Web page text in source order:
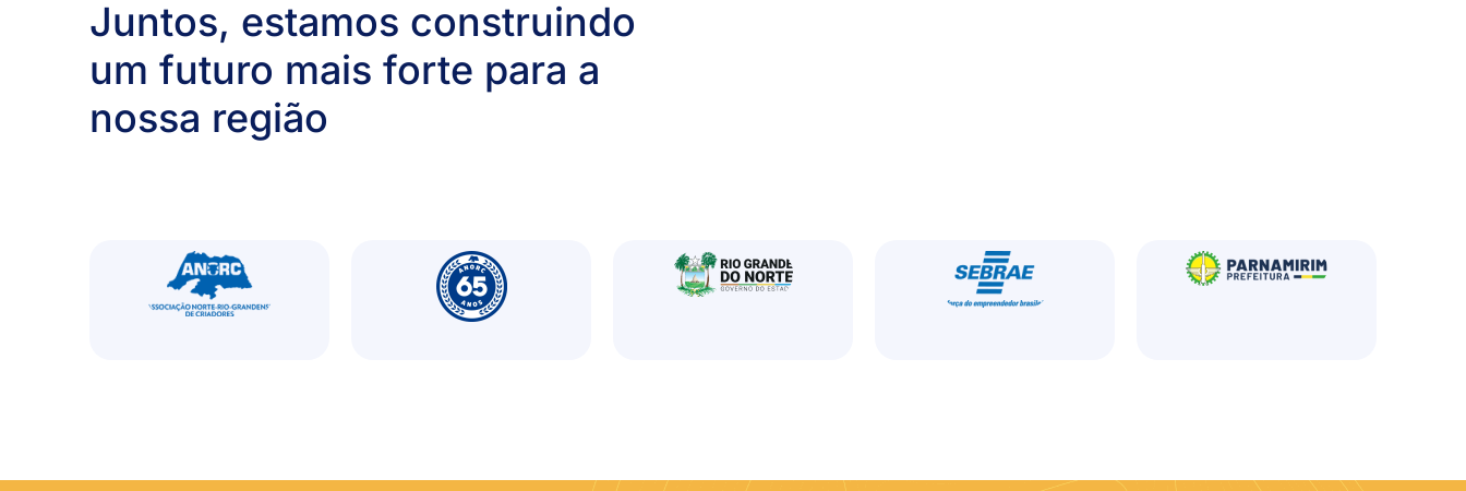
Juntos, estamos construindo
um futuro mais forte para a
nossa região